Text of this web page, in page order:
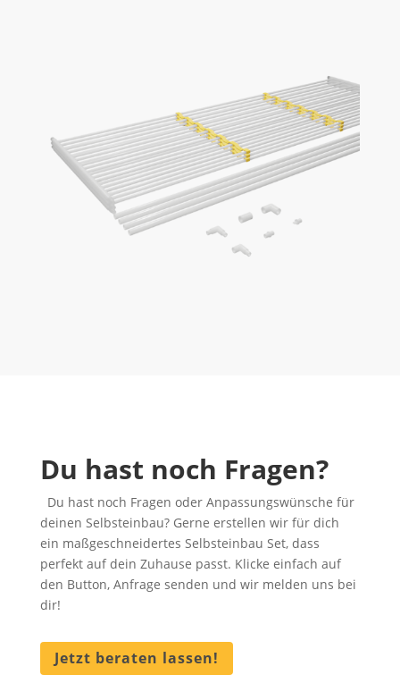
Du hast noch Fragen?
Du hast noch Fragen oder Anpassungswünsche für
deinen Selbsteinbau? Gerne erstellen wir für dich
ein maßgeschneidertes Selbsteinbau Set, dass
perfekt auf dein Zuhause passt. Klicke einfach auf
den Button, Anfrage senden und wir melden uns bei
dir!
Jetzt beraten lassen!